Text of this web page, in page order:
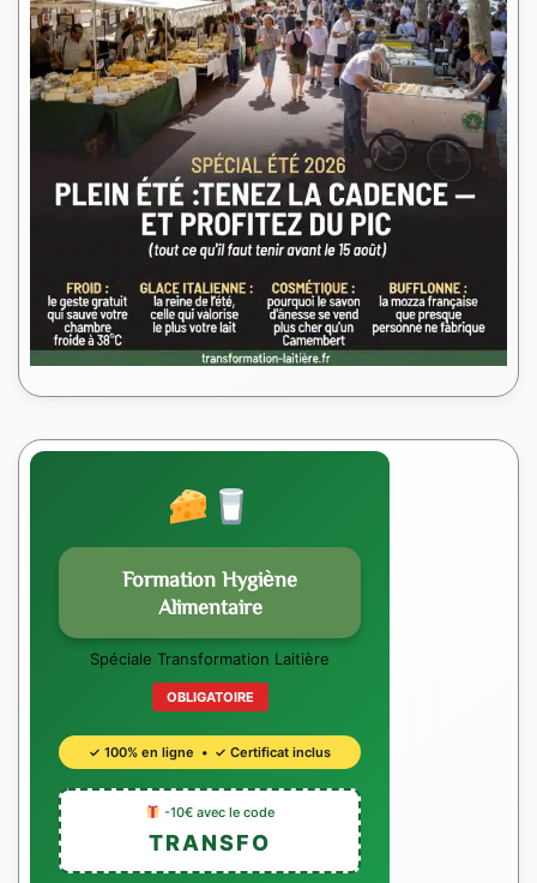
Formation Hygiène
Alimentaire
Spéciale Transformation Laitière
OBLIGATOIRE
✓ 100% en ligne • ✓ Certificat inclus
-10€ avec le code
TRANSFO